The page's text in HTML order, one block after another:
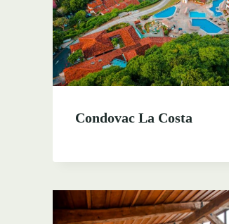
Condovac La Costa